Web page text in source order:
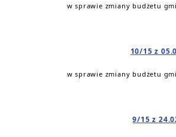
w sprawie zmiany budżetu
10/15 z
w sprawie zmiany budżetu
9/15 z